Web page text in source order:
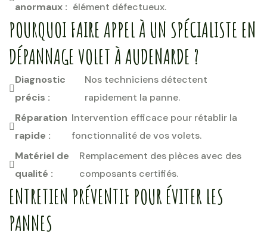
anormaux : élément défectueux.
POURQUOI FAIRE APPEL À UN SPÉCIALISTE EN
DÉPANNAGE VOLET À AUDENARDE ?
Diagnostic
précis :
Nos techniciens détectent
rapidement la panne.
Réparation
rapide :
Intervention efficace pour rétablir la
fonctionnalité de vos volets.
Matériel de
qualité :
Remplacement des pièces avec des
composants certifiés.
ENTRETIEN PRÉVENTIF POUR ÉVITER LES
PANNES